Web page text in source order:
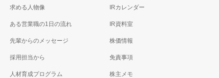
求める人物像
ある営業職の1日の流れ
先輩からのメッセージ
採用担当から
人材育成プログラム
IRカレンダー
IR資料室
株価情報
免責事項
株主メモ